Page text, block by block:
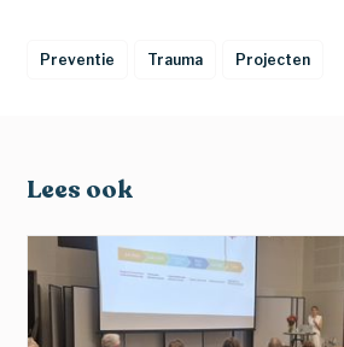
Preventie Trauma Projecten
Lees ook